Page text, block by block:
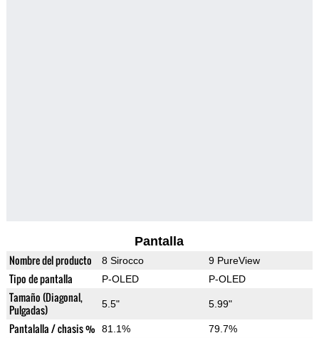
Pantalla
Nombre del producto 8 Sirocco 9 PureView
Tipo de pantalla P-OLED P-OLED
Tamaño (Diagonal,
Pulgadas)
5.5" 5.99"
Pantalalla / chasis % 81.1% 79.7%